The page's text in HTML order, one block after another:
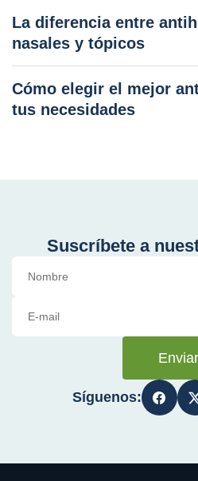
La diferencia entre
nasales y tópicos
Cómo elegir el mejor
tus necesidades
Suscríbete a
Enviar
Síguenos: